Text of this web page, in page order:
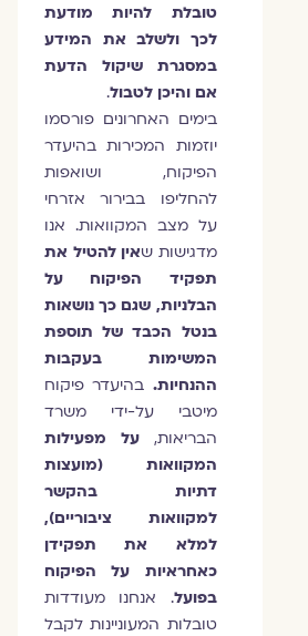
טובלת להיות מודעת
לכך ולשלב את המידע
במסגרת שיקול הדעת
אם והיכן לטבול.
בימים האחרונים פורסמו
יוזמות המכירות בהיעדר
הפיקוח, ושואפות
להחליפו בבירור אזרחי
על מצב המקוואות. אנו
מדגישות שאין להטיל את
תפקיד הפיקוח על
הבלניות, שגם כך נושאות
בנטל הכבד של תוספת
המשימות בעקבות
ההנחיות.בהיעדר פיקוח
מיטבי על-ידי משרד
הבריאות,על מפעילות
המקוואות (מועצות
דתיות בהקשר
למקוואות ציבוריים),
למלא את תפקידן
כאחראיות על הפיקוח
בפועל. אנחנו מעודדות
טובלות המעוניינות לקבל